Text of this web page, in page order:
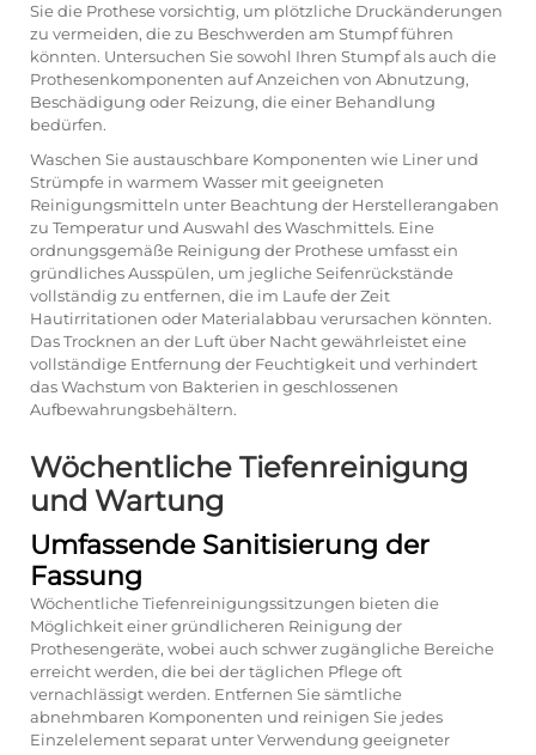
Sie die Prothese vorsichtig, um plötzliche Druckänderungen
zu vermeiden, die zu Beschwerden am Stumpf führen
könnten. Untersuchen Sie sowohl Ihren Stumpf als auch die
Prothesenkomponenten auf Anzeichen von Abnutzung,
Beschädigung oder Reizung, die einer Behandlung
bedürfen.
Waschen Sie austauschbare Komponenten wie Liner und
Strümpfe in warmem Wasser mit geeigneten
Reinigungsmitteln unter Beachtung der Herstellerangaben
zu Temperatur und Auswahl des Waschmittels. Eine
ordnungsgemäße Reinigung der Prothese umfasst ein
gründliches Ausspülen, um jegliche Seifenrückstände
vollständig zu entfernen, die im Laufe der Zeit
Hautirritationen oder Materialabbau verursachen könnten.
Das Trocknen an der Luft über Nacht gewährleistet eine
vollständige Entfernung der Feuchtigkeit und verhindert
das Wachstum von Bakterien in geschlossenen
Aufbewahrungsbehältern.
Wöchentliche Tiefenreinigung
und Wartung
Umfassende Sanitisierung der
Fassung
Wöchentliche Tiefenreinigungssitzungen bieten die
Möglichkeit einer gründlicheren Reinigung der
Prothesengeräte, wobei auch schwer zugängliche Bereiche
erreicht werden, die bei der täglichen Pflege oft
vernachlässigt werden. Entfernen Sie sämtliche
abnehmbaren Komponenten und reinigen Sie jedes
Einzelelement separat unter Verwendung geeigneter